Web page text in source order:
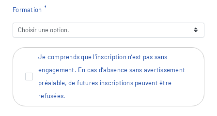
Formation
Je comprends que l’inscription n’est pas sans
engagement. En cas d’absence sans avertissement
préalable, de futures inscriptions peuvent être
refusées.